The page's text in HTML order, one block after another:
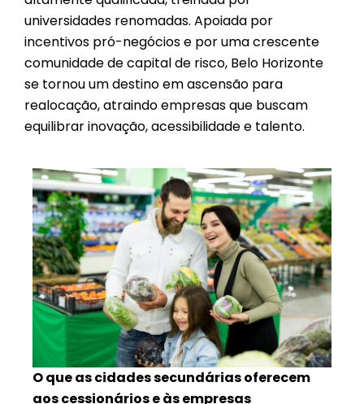
universidades renomadas. Apoiada por
incentivos pró-negócios e por uma crescente
comunidade de capital de risco, Belo Horizonte
se tornou um destino em ascensão para
realocação, atraindo empresas que buscam
equilibrar inovação, acessibilidade e talento.
O que as cidades secundárias oferecem
aos cessionários e às empresas